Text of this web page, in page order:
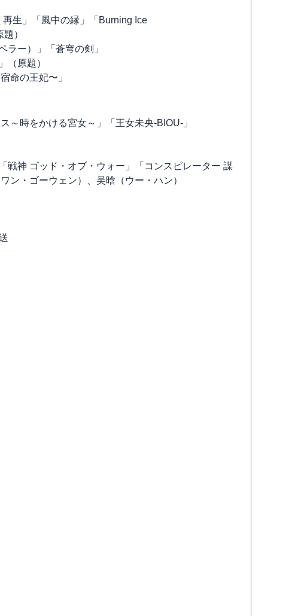
再生」「風中の縁」「Burning Ice
）
ラー）」「蒼穹の剣」
（原題）
命の王妃〜」
～時をかける宮女～」「王女未央-BIOU-」
戦神 ゴッド・オブ・ウォー」「コンスピレーター 謀
ン・ゴーウェン）、吴晗（ウー・ハン）